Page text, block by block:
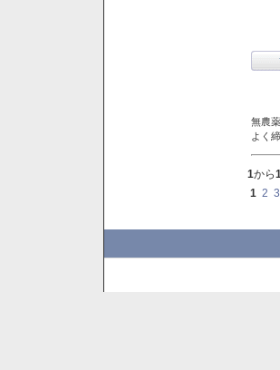
無農
よく
1から
1 2 3